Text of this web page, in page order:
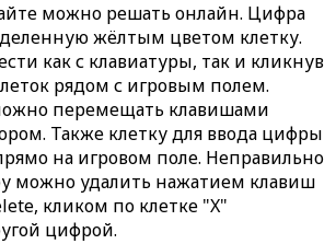
можно решать онлайн. Цифра
жёлтым цветом клетку.
как с клавиатуры, так и кликнув
рядом с игровым полем.
перемещать клавишами
Также клетку для ввода цифры
на игровом поле. Неправильно
можно удалить нажатием клавиш
кликом по клетке "X"
цифрой.